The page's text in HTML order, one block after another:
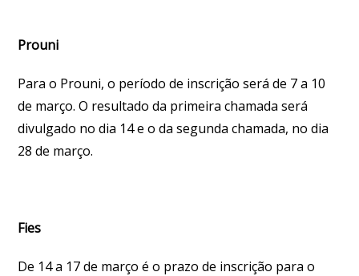
Prouni
Para o Prouni, o período de inscrição será de 7 a 10
de março. O resultado da primeira chamada será
divulgado no dia 14 e o da segunda chamada, no dia
28 de março.
Fies
De 14 a 17 de março é o prazo de inscrição para o